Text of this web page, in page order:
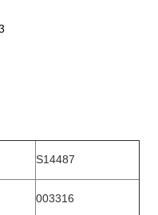
S14487
003316